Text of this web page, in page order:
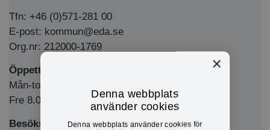
Tfn: +46 (0)571-281 00
E-post: kommun@eda.se
Org.nr: 212000-1769
Öppettider Medborgarkontor/växel
Mån-tors 8.00-12.00 & 13.00-16.00
Fre 8.00-12.00 & 13.00-15.00
Besöksadress
×
Denna webbplats
använder cookies
Denna webbplats använder cookies för